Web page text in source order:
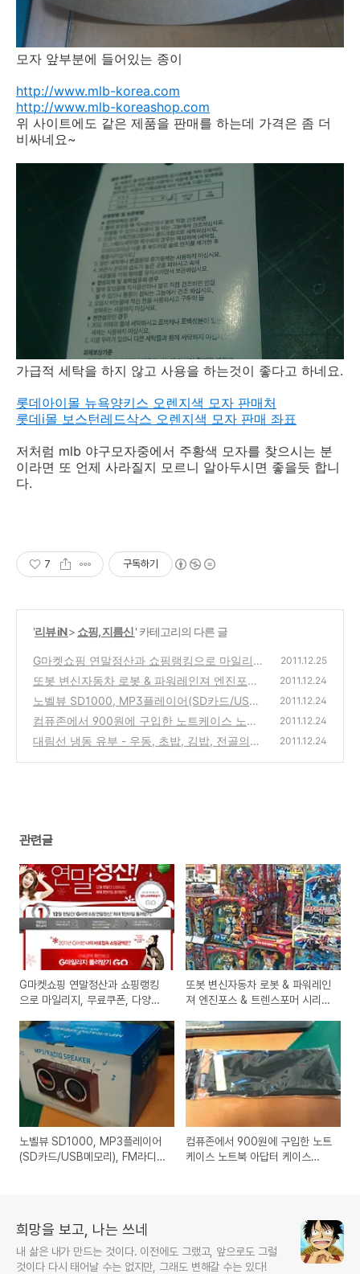
모자 앞부분에 들어있는 종이
http://www.mlb-korea.com
http://www.mlb-koreashop.com
위 사이트에도 같은 제품을 판매를 하는데 가격은 좀 더
비싸네요~
가급적 세탁을 하지 않고 사용을 하는것이 좋다고 하네요.
롯데아이몰 뉴욕양키스 오렌지색 모자 판매처
롯데i몰 보스턴레드삭스 오렌지색 모자 판매 좌표
저처럼 mlb 야구모자중에서 주황색 모자를 찾으시는 분
이라면 또 언제 사라질지 모르니 알아두시면 좋을듯 합니
다.
7 구독하기
'리뷰 iN> 쇼핑, 지름신' 카테고리의 다른 글
G마켓쇼핑 연말정산과 쇼핑랭킹으로 마일리
지, 무료쿠폰, 다양한 이벤트에 참여하세요!
2011.12.25
또봇 변신자동차 로봇 & 파워레인져 엔진포스
& 트렌스포머 시리즈 어린이 장난감선물 비교
분석 정리
(1)
2011.12.24
노벨뷰 SD1000, MP3플레이어(SD카드/USB
메모리), FM라디오, 미니스피커 기능의 제품
인터넷 구입 사용기
(0)
2011.12.24
컴퓨존에서 900원에 구입한 노트케이스 노트
북 아답터 케이스 (NAC-001BK) 사용기
(0)
2011.12.24
대림선 냉동 유부 - 우동, 초밥, 김밥, 전골의
2011.12.24
관련글
G마켓쇼핑 연말정산과 쇼핑랭킹
으로 마일리지, 무료쿠폰, 다양한
또봇 변신자동차 로봇 & 파워레인
져 엔진포스 & 트렌스포머 시리즈
리
노벨뷰 SD1000, MP3플레이어
(SD카드/USB메모리), FM라디
컴퓨존에서 900원에 구입한 노트
케이스 노트북 아답터 케이스
희망을 보고, 나는 쓰네
내 삶은 내가 만드는 것이다. 이전에도 그랬고, 앞으로도 그럴
것이다 다시 태어날 수는 없지만, 그래도 변해갈 수는 있다!